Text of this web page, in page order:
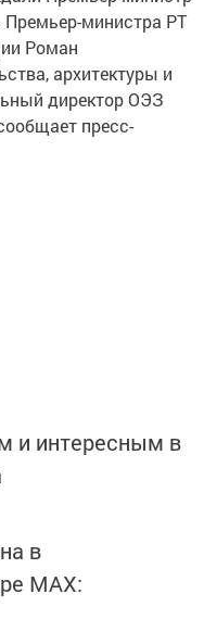
Премьер-министра РТ
Роман
архитектуры и
директор ОЭЗ
пресс-
и интересным в
в
MАХ: